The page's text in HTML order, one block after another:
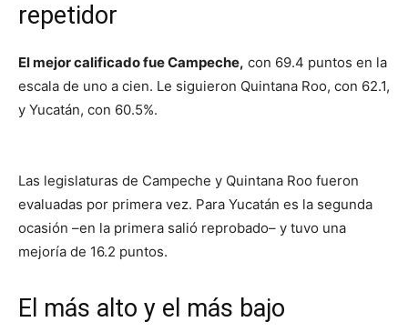
repetidor
El mejor calificado fue Campeche, con 69.4 puntos en la
escala de uno a cien. Le siguieron Quintana Roo, con 62.1,
y Yucatán, con 60.5%.
Las legislaturas de Campeche y Quintana Roo fueron
evaluadas por primera vez. Para Yucatán es la segunda
ocasión –en la primera salió reprobado– y tuvo una
mejoría de 16.2 puntos.
El más alto y el más bajo